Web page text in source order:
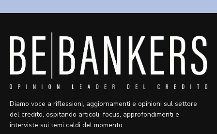
Diamo voce a riflessioni, aggiornamenti e opinioni sul settore
del credito, ospitando articoli, focus, approfondimenti e
interviste sui temi caldi del momento.